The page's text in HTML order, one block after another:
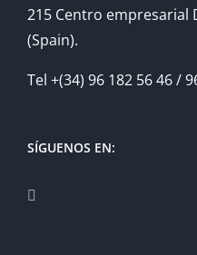
215 Centro empresarial
(Spain).
Tel +(34) 96 182 56 46 /
SÍGUENOS EN: